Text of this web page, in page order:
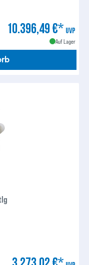
10.396,49 €* UVP
Auf Lager